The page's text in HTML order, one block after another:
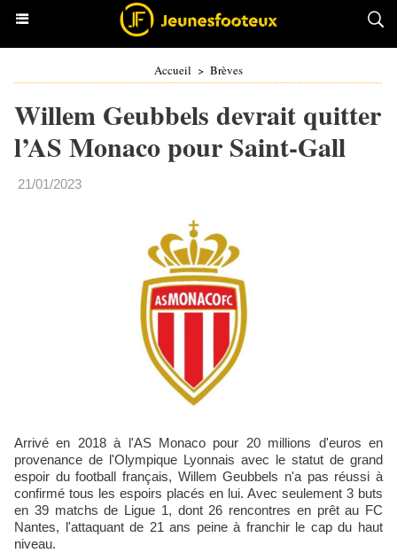
Accueil > Brèves
Willem Geubbels devrait quitter
l’AS Monaco pour Saint-Gall
21/01/2023
Arrivé en 2018 à l'AS Monaco pour 20 millions d'euros en
provenance de l'Olympique Lyonnais avec le statut de grand
espoir du football français, Willem Geubbels n'a pas réussi à
confirmé tous les espoirs placés en lui. Avec seulement 3 buts
en 39 matchs de Ligue 1, dont 26 rencontres en prêt au FC
Nantes, l'attaquant de 21 ans peine à franchir le cap du haut
niveau.